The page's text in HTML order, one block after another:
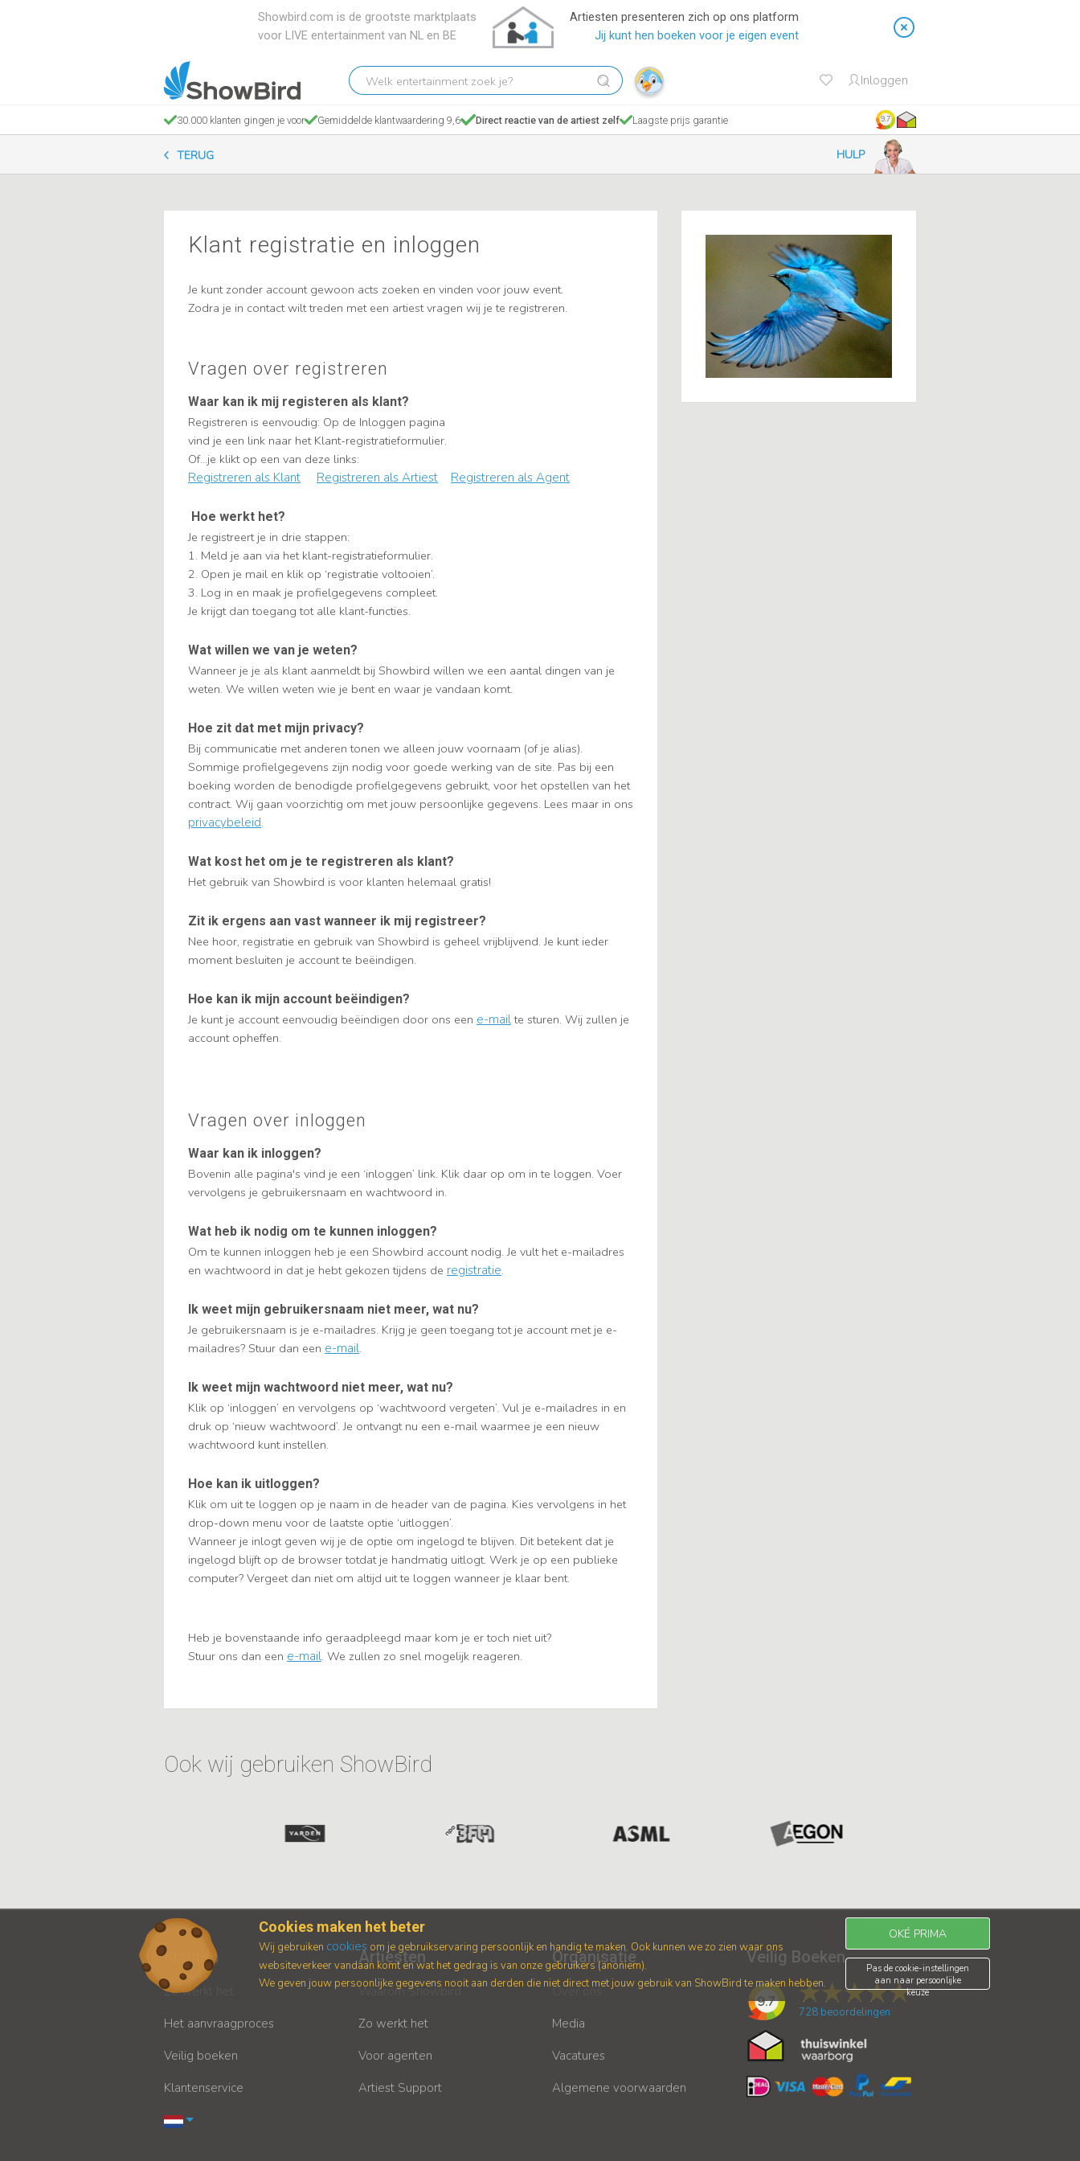
Showbird.com is de grootste marktplaats
voor LIVE entertainment van NL en BE
Artiesten presenteren zich op ons platform
Jij kunt hen boeken voor je eigen event
Welk
entertainment
zoek
je?
Inloggen
30.000 klanten gingen je voor Gemiddelde klantwaardering 9,6 Direct reactie van de artiest zelf Laagste prijs garantie 9.7
TERUG HULP
Klant registratie en inloggen
Je kunt zonder account gewoon acts zoeken en vinden voor jouw event.
Zodra je in contact wilt treden met een artiest vragen wij je te registreren.
Vragen over registreren
Waar kan ik mij registeren als klant?
Registreren is eenvoudig: Op de Inloggen pagina
vind je een link naar het Klant-registratieformulier.
Of...je klikt op een van deze links:
Registreren als Klant
Registreren als Artiest Registreren als Agent
Hoe werkt het?
Je registreert je in drie stappen:
1. Meld je aan via het klant-registratieformulier.
2. Open je mail en klik op ‘registratie voltooien’.
3. Log in en maak je profielgegevens compleet.
Je krijgt dan toegang tot alle klant-functies.
Wat willen we van je weten?
Wanneer je je als klant aanmeldt bij Showbird willen we een aantal dingen van je
weten. We willen weten wie je bent en waar je vandaan komt.
Hoe zit dat met mijn privacy?
Bij communicatie met anderen tonen we alleen jouw voornaam (of je alias).
Sommige profielgegevens zijn nodig voor goede werking van de site. Pas bij een
boeking worden de benodigde profielgegevens gebruikt, voor het opstellen van het
contract. Wij gaan voorzichtig om met jouw persoonlijke gegevens. Lees maar in ons
privacybeleid.
Wat kost het om je te registreren als klant?
Het gebruik van Showbird is voor klanten helemaal gratis!
Zit ik ergens aan vast wanneer ik mij registreer?
Nee hoor, registratie en gebruik van Showbird is geheel vrijblijvend. Je kunt ieder
moment besluiten je account te beëindigen.
Hoe kan ik mijn account beëindigen?
Je kunt je account eenvoudig beëindigen door ons een e-mailte sturen. Wij zullen je
account opheffen.
Vragen over inloggen
Waar kan ik inloggen?
Bovenin alle pagina's vind je een ‘inloggen’ link. Klik daar op om in te loggen. Voer
vervolgens je gebruikersnaam en wachtwoord in.
Wat heb ik nodig om te kunnen inloggen?
Om te kunnen inloggen heb je een Showbird account nodig. Je vult het e-mailadres
en wachtwoord in dat je hebt gekozen tijdens de registratie.
Ik weet mijn gebruikersnaam niet meer, wat nu?
Je gebruikersnaam is je e-mailadres. Krijg je geen toegang tot je account met je e-
mailadres? Stuur dan een e-mail.
Ik weet mijn wachtwoord niet meer, wat nu?
Klik op ‘inloggen’ en vervolgens op ‘wachtwoord vergeten’. Vul je e-mailadres in en
druk op ‘nieuw wachtwoord’. Je ontvangt nu een e-mail waarmee je een nieuw
wachtwoord kunt instellen.
Hoe kan ik uitloggen?
Klik om uit te loggen op je naam in de header van de pagina. Kies vervolgens in het
drop-down menu voor de laatste optie ‘uitloggen’.
Wanneer je inlogt geven wij je de optie om ingelogd te blijven. Dit betekent dat je
ingelogd blijft op de browser totdat je handmatig uitlogt. Werk je op een publieke
computer? Vergeet dan niet om altijd uit te loggen wanneer je klaar bent.
Heb je bovenstaande info geraadpleegd maar kom je er toch niet uit?
Stuur ons dan een e-mail. We zullen zo snel mogelijk reageren.
Ook wij gebruiken ShowBird
Klanten
Zo werkt het
Het aanvraagproces
Veilig boeken
Klantenservice
Artiesten
Waarom Showbird
Zo werkt het
Voor agenten
Artiest Support
Organisatie
Over ons
Media
Vacatures
Algemene voorwaarden
Veilig Boeken
9.7
728beoordelingen
Cookies maken het beter
Wij gebruiken cookies om je gebruikservaring persoonlijk en handig te maken. Ook kunnen we zo zien waar ons
websiteverkeer vandaan komt en wat het gedrag is van onze gebruikers (anoniem).
We geven jouw persoonlijke gegevens nooit aan derden die niet direct met jouw gebruik van ShowBird te maken hebben.
OKÉ PRIMA
Pas de cookie-instellingen
aan naar persoonlijke
keuze